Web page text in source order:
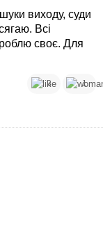
виходу, суди
Всі
своє. Для
3 1